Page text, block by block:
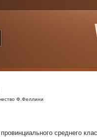
Ф.Феллини
среднего